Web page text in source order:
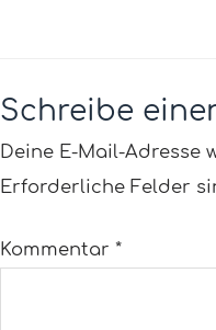
Schreibe
Deine E-Mail-
Erforderliche Felder
Kommentar *